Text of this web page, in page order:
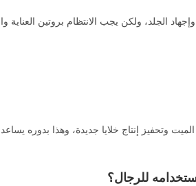
الجلد، ولكن يجب الانتظام بروتين
وتحفيز إنتاج خلايا جديدة، وهذا بدوره
للرجال؟